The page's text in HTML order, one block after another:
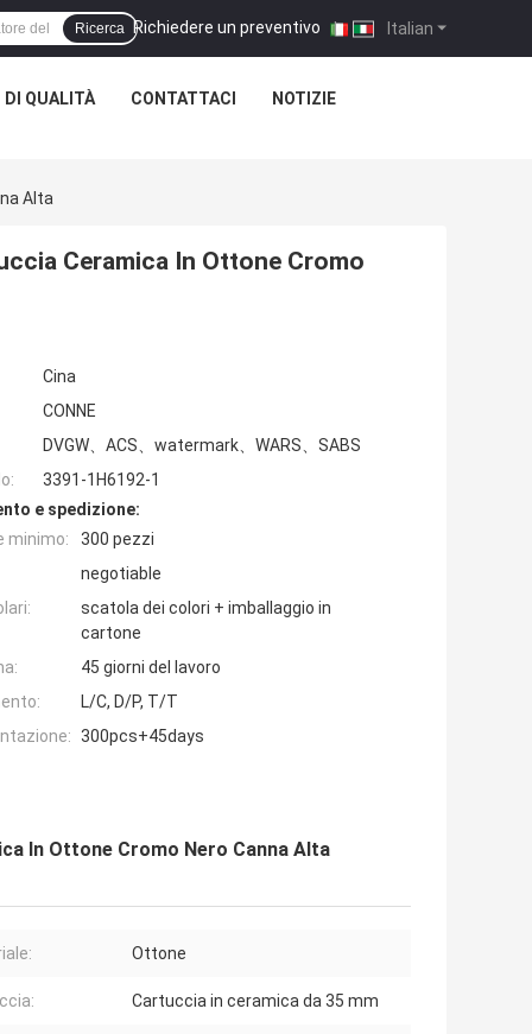
Italian
Richiedere un preventivo |
Ricerca
QUALITÀ CONTATTACI NOTIZIE
Alta
Ceramica In Ottone Cromo
Cina
CONNE
DVGW、ACS、watermark、WARS、SABS
3391-1H6192-1
e spedizione:
minimo:
300 pezzi
negotiable
scatola dei colori + imballaggio in
cartone
45 giorni del lavoro
L/C, D/P, T/T
300pcs+45days
In Ottone Cromo Nero Canna Alta
Ottone
Cartuccia in ceramica da 35 mm